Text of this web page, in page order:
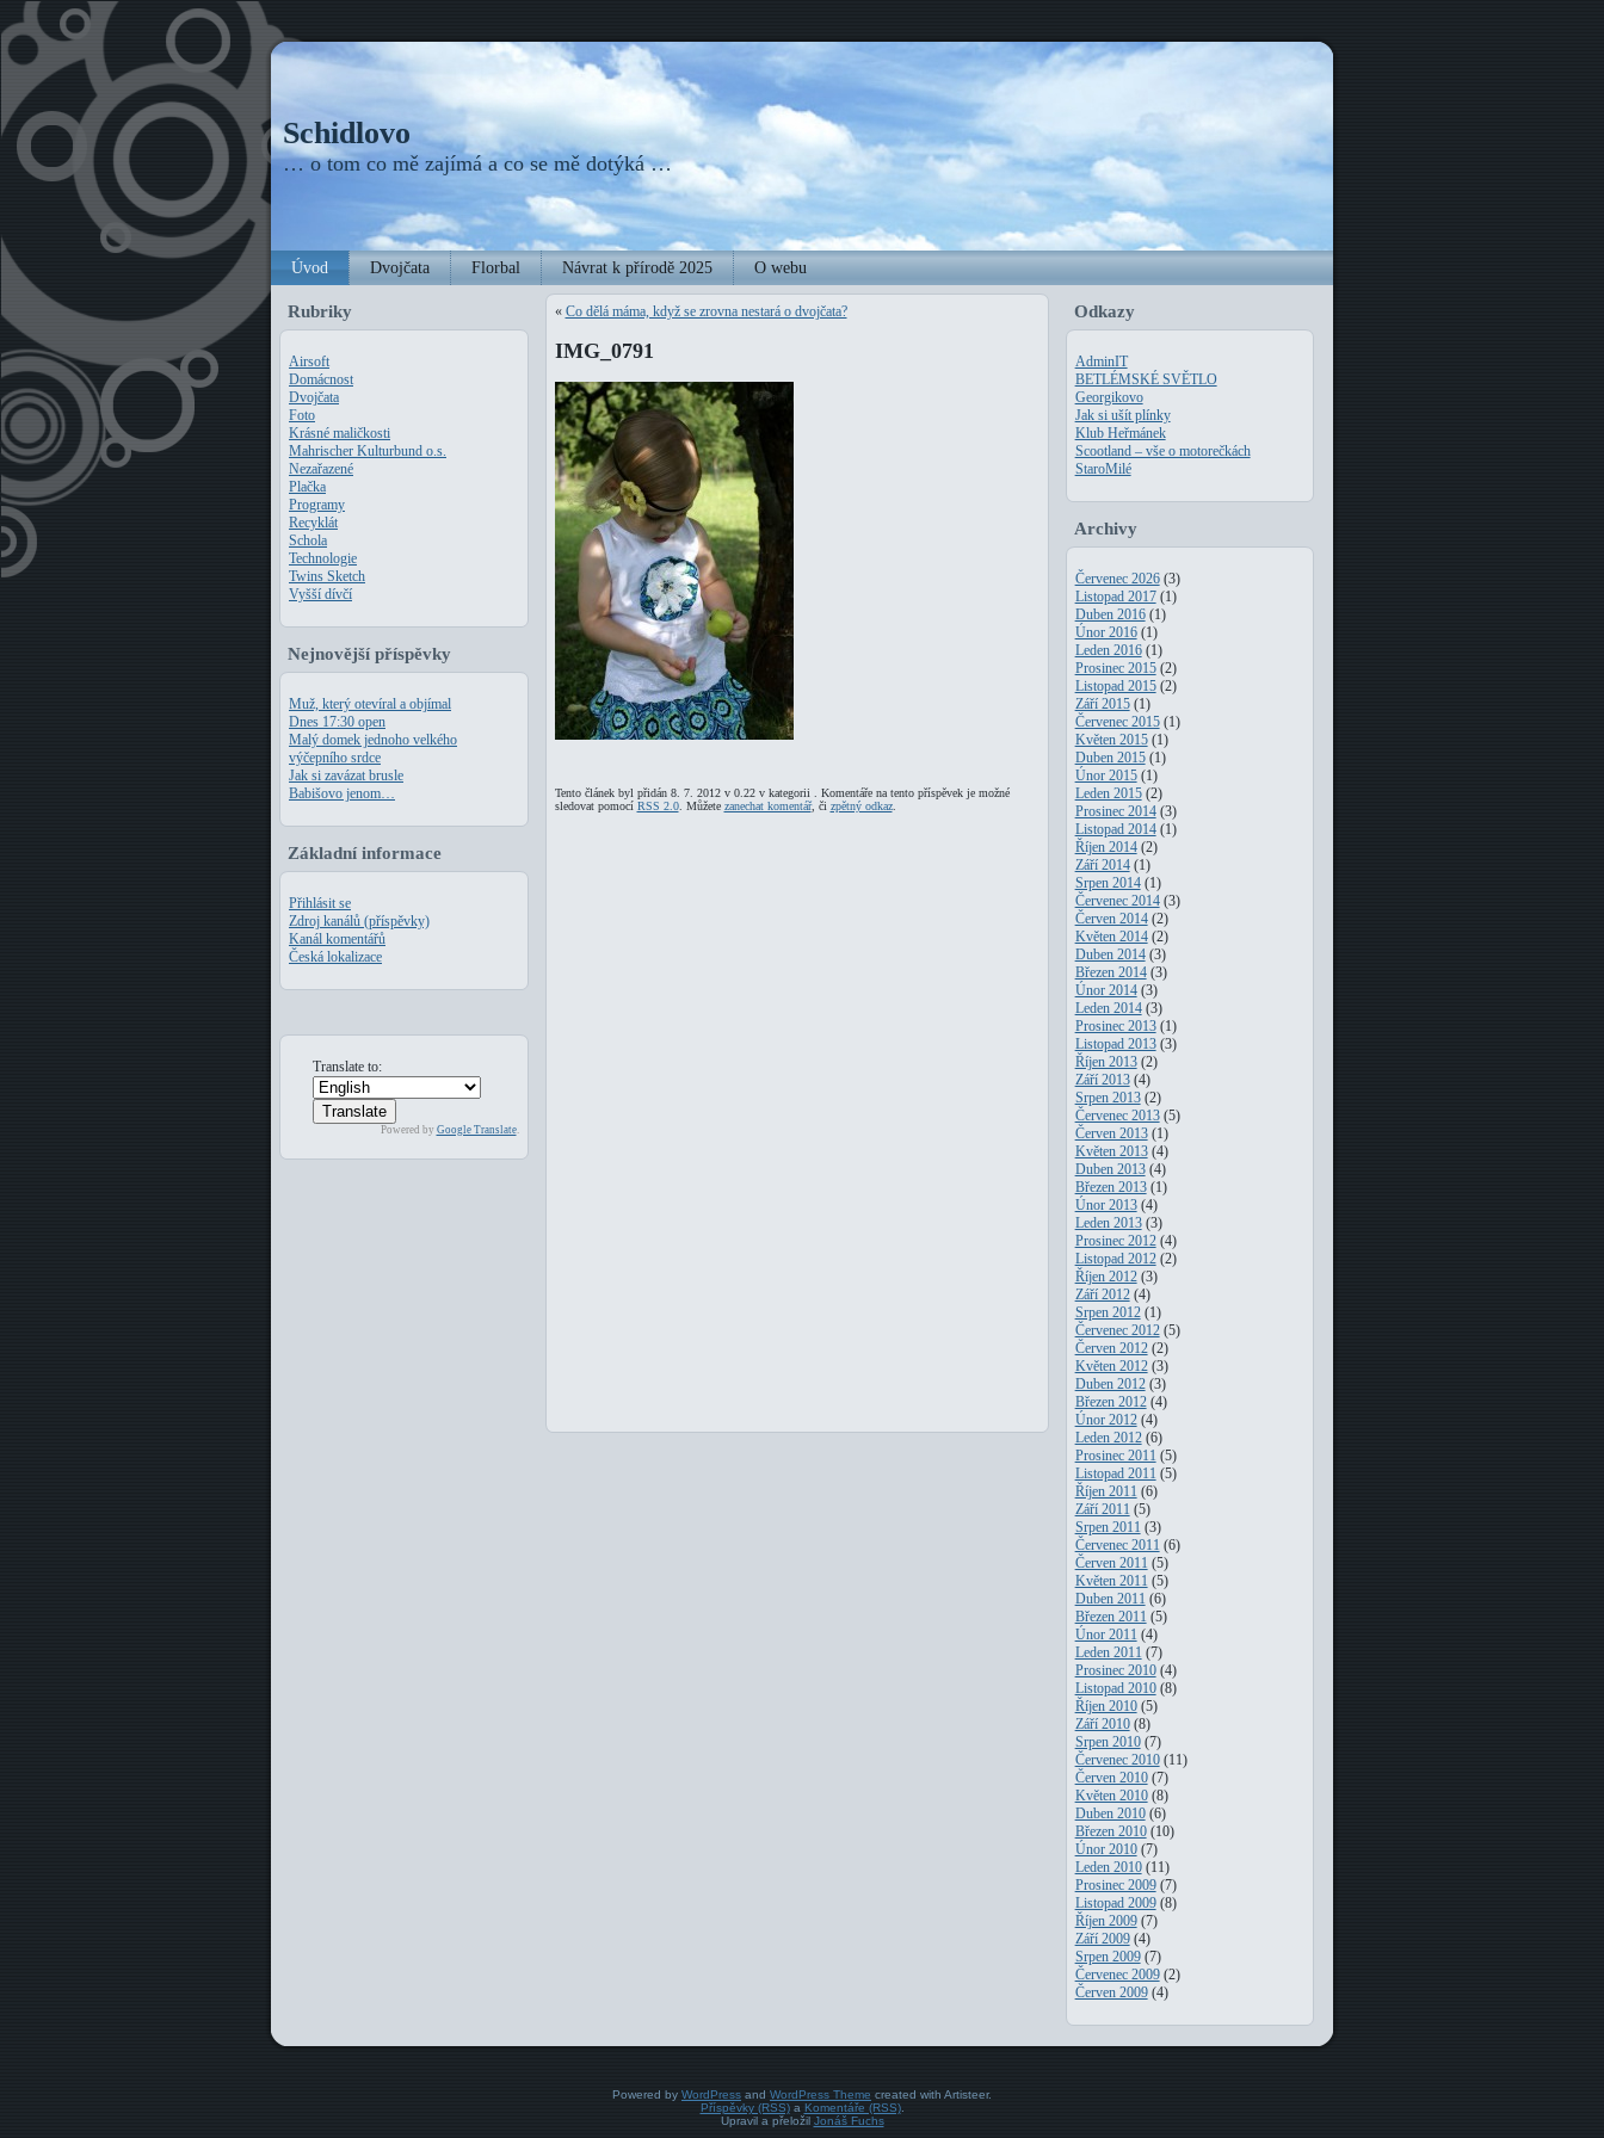
Schidlovo
… o tom co mě zajímá a co se mě dotýká …
Úvod Dvojčata Florbal Návrat k přírodě 2025 O webu
Rubriky
Airsoft
Domácnost
Dvojčata
Foto
Krásné maličkosti
Mahrischer Kulturbund o.s.
Nezařazené
Plačka
Programy
Recyklát
Schola
Technologie
Twins Sketch
Vyšší dívčí
Nejnovější příspěvky
Muž, který otevíral a objímal
Dnes 17:30 open
Malý domek jednoho velkého
výčepního srdce
Jak si zavázat brusle
Babišovo jenom…
Základní informace
Přihlásit se
Zdroj kanálů (příspěvky)
Kanál komentářů
Česká lokalizace
Translate to:
Powered by Google Translate.
« Co dělá máma, když se zrovna nestará o dvojčata?
IMG_0791
Tento článek byl přidán 8. 7. 2012 v 0.22 v kategorii . Komentáře na tento příspěvek je možné
sledovat pomocí RSS 2.0. Můžete zanechat komentář, či zpětný odkaz.
Odkazy
AdminIT
BETLÉMSKÉ SVĚTLO
Georgikovo
Jak si ušít plínky
Klub Heřmánek
Scootland – vše o motorečkách
StaroMilé
Archivy
Červenec 2026(3)
Listopad 2017(1)
Duben 2016(1)
Únor 2016(1)
Leden 2016(1)
Prosinec 2015(2)
Listopad 2015(2)
Září 2015(1)
Červenec 2015(1)
Květen 2015(1)
Duben 2015(1)
Únor 2015(1)
Leden 2015(2)
Prosinec 2014(3)
Listopad 2014(1)
Říjen 2014(2)
Září 2014(1)
Srpen 2014(1)
Červenec 2014(3)
Červen 2014(2)
Květen 2014(2)
Duben 2014(3)
Březen 2014(3)
Únor 2014(3)
Leden 2014(3)
Prosinec 2013(1)
Listopad 2013(3)
Říjen 2013(2)
Září 2013(4)
Srpen 2013(2)
Červenec 2013(5)
Červen 2013(1)
Květen 2013(4)
Duben 2013(4)
Březen 2013(1)
Únor 2013(4)
Leden 2013(3)
Prosinec 2012(4)
Listopad 2012(2)
Říjen 2012(3)
Září 2012(4)
Srpen 2012(1)
Červenec 2012(5)
Červen 2012(2)
Květen 2012(3)
Duben 2012(3)
Březen 2012(4)
Únor 2012(4)
Leden 2012(6)
Prosinec 2011 (5)
Listopad 2011 (5)
Říjen 2011 (6)
Září 2011 (5)
Srpen 2011 (3)
Červenec 2011 (6)
Červen 2011 (5)
Květen 2011 (5)
Duben 2011 (6)
Březen 2011 (5)
Únor 2011 (4)
Leden 2011 (7)
Prosinec 2010(4)
Listopad 2010(8)
Říjen 2010(5)
Září 2010(8)
Srpen 2010(7)
Červenec 2010(11)
Červen 2010(7)
Květen 2010(8)
Duben 2010(6)
Březen 2010(10)
Únor 2010(7)
Leden 2010(11)
Prosinec 2009(7)
Listopad 2009(8)
Říjen 2009(7)
Září 2009(4)
Srpen 2009(7)
Červenec 2009(2)
Červen 2009(4)
Powered by WordPress and WordPress Theme created with Artisteer.
Příspěvky (RSS)a Komentáře (RSS).
Upravil a přeložil Jonáš Fuchs